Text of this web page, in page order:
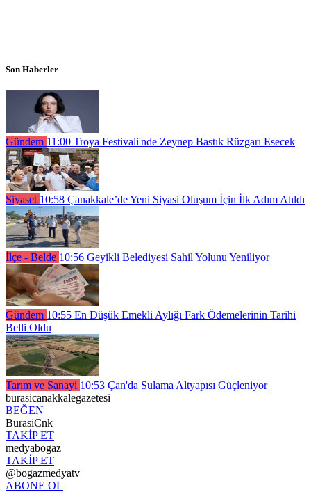
Son Haberler
Gündem 11:00 Troya Festivali'nde Zeynep Bastık Rüzgarı Esecek
Siyaset 10:58 Çanakkale’de Yeni Siyasi Oluşum İçin İlk Adım Atıldı
İlçe - Belde 10:56 Geyikli Belediyesi Sahil Yolunu Yeniliyor
Gündem 10:55 En Düşük Emekli Aylığı Fark Ödemelerinin Tarihi
Belli Oldu
Tarım ve Sanayi 10:53 Çan'da Sulama Altyapısı Güçleniyor
burasicanakkalegazetesi
BEĞEN
BurasiCnk
TAKİP ET
medyabogaz
TAKİP ET
@bogazmedyatv
ABONE OL